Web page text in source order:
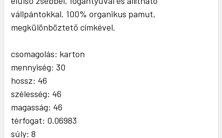
vállpántokkal. 100% organikus pamut,
megkülönböztető címkével.
csomagolás: karton
mennyiség: 30
hossz: 46
szélesség: 46
magasság: 46
térfogat: 0.06983
súly: 8